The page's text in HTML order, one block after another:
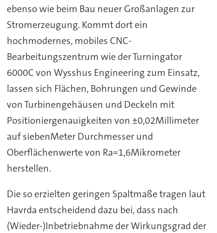
ebenso wie beim Bau neuer Großanlagen zur
Stromerzeugung. Kommt dort ein
hochmodernes, mobiles CNC-
Bearbeitungszentrum wie der Turningator
6000C von Wysshus Engineering zum Einsatz,
lassen sich Flächen, Bohrungen und Gewinde
von Turbinengehäusen und Deckeln mit
Positioniergenauigkeiten von ±0,02Millimeter
auf siebenMeter Durchmesser und
Oberflächenwerte von Ra=1,6Mikrometer
herstellen.
Die so erzielten geringen Spaltmaße tragen laut
Havrda entscheidend dazu bei, dass nach
(Wieder-)Inbetriebnahme der Wirkungsgrad der